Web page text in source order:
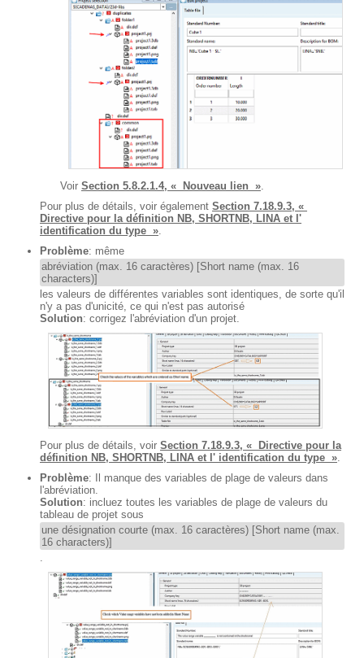
Voir Section 5.8.2.1.4, « Nouveau lien »
Pour plus de détails, voir également Section 7.18.9.3, «
Directive pour la définition NB, SHORTNB, LINA et l'
identification du type »
Problème: même
abréviation (max. 16 caractères) [Short name (max. 16
characters)]
les valeurs de différentes variables sont identiques, de sorte qu'il
n'y a pas d'unicité, ce qui n'est pas autorisé
Solution: corrigez l'abréviation d'un projet.
Pour plus de détails, voir Section 7.18.9.3, « Directive pour la
définition NB, SHORTNB, LINA et l' identification du type ».
Problème: Il manque des variables de plage de valeurs dans
l'abréviation.
Solution: incluez toutes les variables de plage de valeurs du
tableau de projet sous
une désignation courte (max. 16 caractères) [Short name (max.
16 characters)]
.